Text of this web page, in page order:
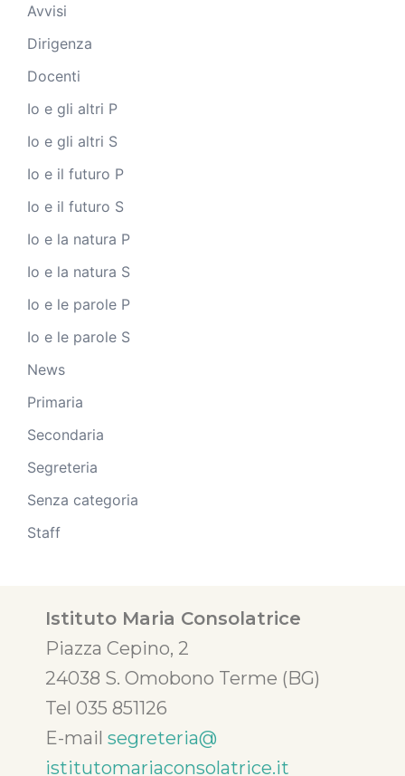
Avvisi
Dirigenza
Docenti
Io e gli altri P
Io e gli altri S
Io e il futuro P
Io e il futuro S
Io e la natura P
Io e la natura S
Io e le parole P
Io e le parole S
News
Primaria
Secondaria
Segreteria
Senza categoria
Staff
Istituto Maria Consolatrice
Piazza Cepino, 2
24038 S. Omobono Terme (BG)
Tel 035 851126
E-mail segreteria@
istitutomariaconsolatrice.it